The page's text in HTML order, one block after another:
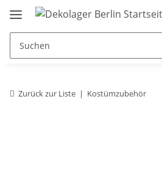
Zurück zur Liste Kostümzubehör